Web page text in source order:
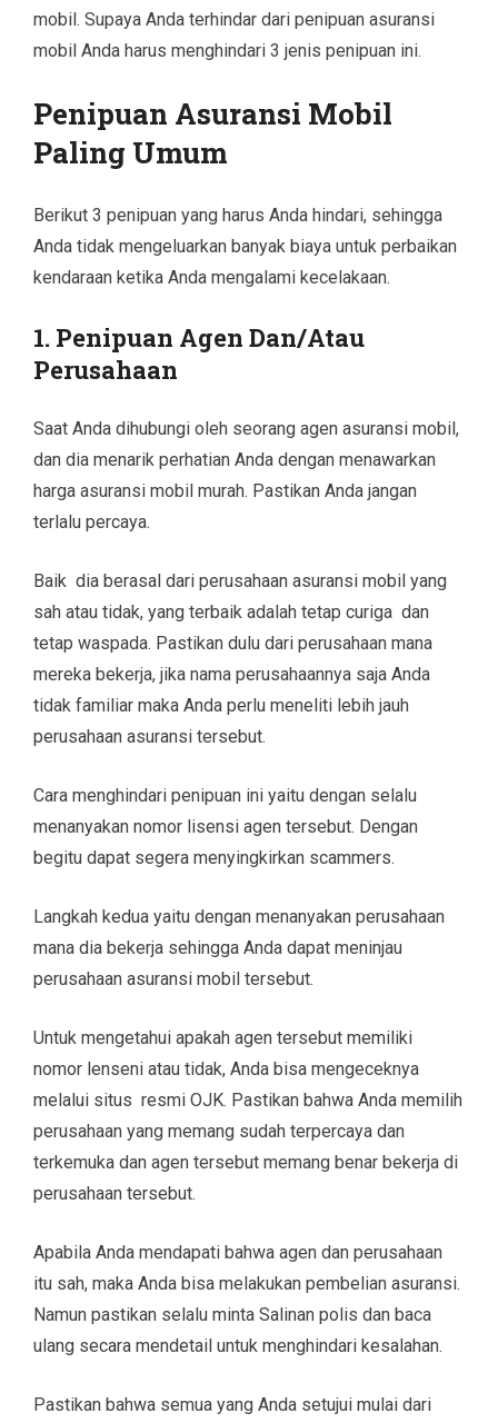
mobil. Supaya Anda terhindar dari penipuan asuransi
mobil Anda harus menghindari 3 jenis penipuan ini.
Penipuan Asuransi Mobil
Paling Umum
Berikut 3 penipuan yang harus Anda hindari, sehingga
Anda tidak mengeluarkan banyak biaya untuk perbaikan
kendaraan ketika Anda mengalami kecelakaan.
1. Penipuan Agen Dan/Atau
Perusahaan
Saat Anda dihubungi oleh seorang agen asuransi mobil,
dan dia menarik perhatian Anda dengan menawarkan
harga asuransi mobil murah. Pastikan Anda jangan
terlalu percaya.
Baik dia berasal dari perusahaan asuransi mobil yang
sah atau tidak, yang terbaik adalah tetap curiga dan
tetap waspada. Pastikan dulu dari perusahaan mana
mereka bekerja, jika nama perusahaannya saja Anda
tidak familiar maka Anda perlu meneliti lebih jauh
perusahaan asuransi tersebut.
Cara menghindari penipuan ini yaitu dengan selalu
menanyakan nomor lisensi agen tersebut. Dengan
begitu dapat segera menyingkirkan scammers.
Langkah kedua yaitu dengan menanyakan perusahaan
mana dia bekerja sehingga Anda dapat meninjau
perusahaan asuransi mobil tersebut.
Untuk mengetahui apakah agen tersebut memiliki
nomor lenseni atau tidak, Anda bisa mengeceknya
melalui situs resmi OJK. Pastikan bahwa Anda memilih
perusahaan yang memang sudah terpercaya dan
terkemuka dan agen tersebut memang benar bekerja di
perusahaan tersebut.
Apabila Anda mendapati bahwa agen dan perusahaan
itu sah, maka Anda bisa melakukan pembelian asuransi.
Namun pastikan selalu minta Salinan polis dan baca
ulang secara mendetail untuk menghindari kesalahan.
Pastikan bahwa semua yang Anda setujui mulai dari